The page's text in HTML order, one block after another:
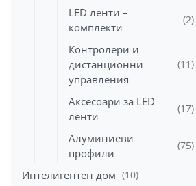
LED ленти –
комплекти
(2)
Контролери и
дистанционни
управления
(11)
Аксесоари за LED
ленти
(17)
Алуминиеви
профили
(75)
Интелигентен дом (10)